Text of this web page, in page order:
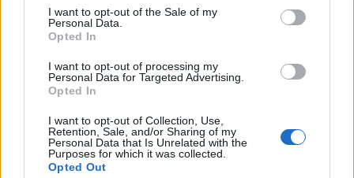
consent section.
I want to opt-out of the Sale of my
Personal Data.
Opted In
I want to opt-out of processing my
Personal Data for Targeted Advertising.
Opted In
I want to opt-out of Collection, Use,
Retention, Sale, and/or Sharing of my
Personal Data that Is Unrelated with the
Purposes for which it was collected.
Opted Out
Lutto a Olbia per morte di Paola, scomparsa a soli
53 anni
TEMI: Bosa Calcio
Eccellenza Sardegna
Porto Rotondo Calcio